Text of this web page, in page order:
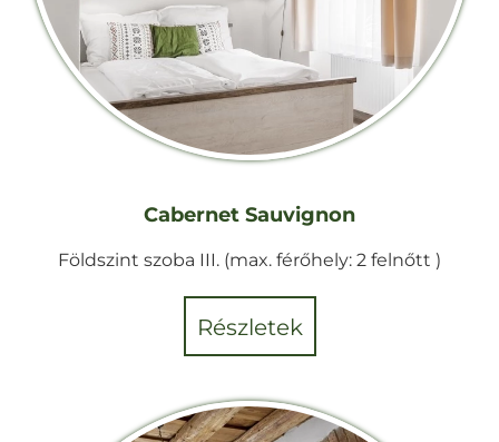
Cabernet Sauvignon
Földszint szoba III. (max. férőhely: 2 felnőtt )
részletek